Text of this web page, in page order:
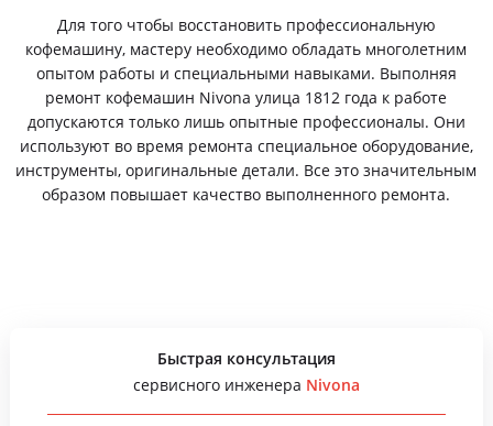
Для того чтобы восстановить профессиональную
кофемашину, мастеру необходимо обладать многолетним
опытом работы и специальными навыками. Выполняя
ремонт кофемашин Nivona улица 1812 года к работе
допускаются только лишь опытные профессионалы. Они
используют во время ремонта специальное оборудование,
инструменты, оригинальные детали. Все это значительным
образом повышает качество выполненного ремонта.
Быстрая консультация
сервисного инженера Nivona